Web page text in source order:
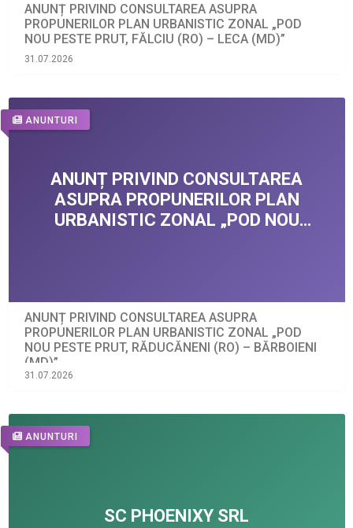
ANUNȚ PRIVIND CONSULTAREA ASUPRA
PROPUNERILOR PLAN URBANISTIC ZONAL „POD
NOU PESTE PRUT, FĂLCIU (RO) – LECA (MD)”
31.07.2026
ANUNTURI
ANUNȚ PRIVIND CONSULTAREA ASUPRA
PROPUNERILOR PLAN URBANISTIC ZONAL „POD
NOU PESTE PRUT, RĂDUCĂNENI (RO) – BĂRBOIENI
(MD)”
31.07.2026
ANUNTURI